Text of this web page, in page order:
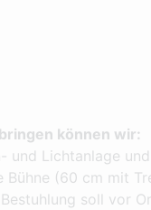
können wir:
und Lichtanlage und
Bühne (60 cm mit
Bestuhlung soll vor